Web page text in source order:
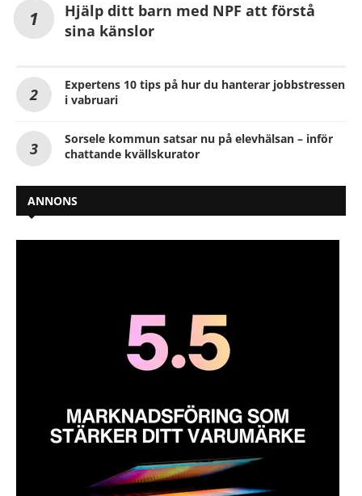
Hjälp ditt barn med NPF att förstå
sina känslor
Expertens 10 tips på hur du hanterar jobbstressen
i vabruari
Sorsele kommun satsar nu på elevhälsan – inför
chattande kvällskurator
ANNONS